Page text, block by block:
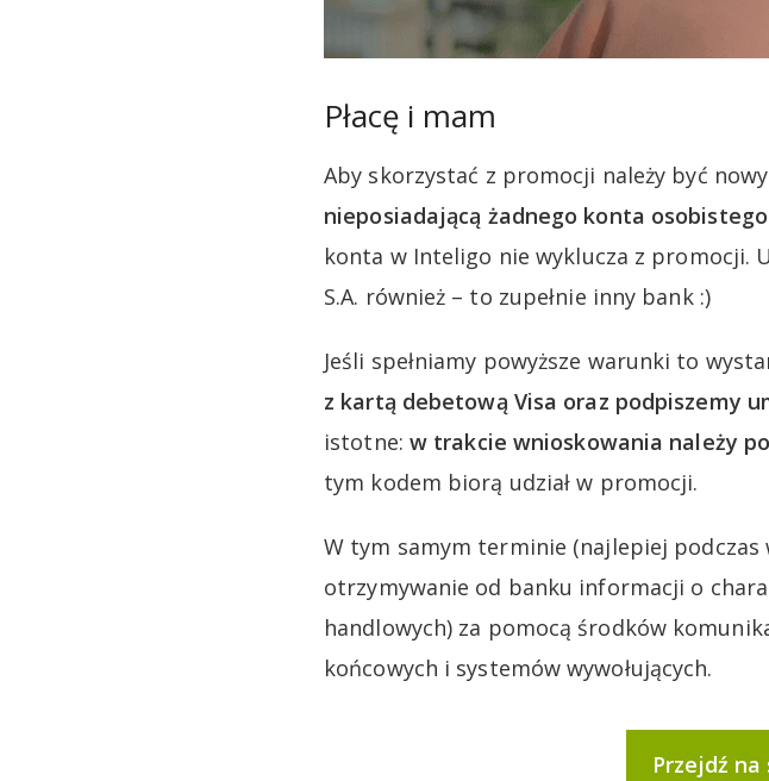
Płacę i mam
Aby skorzystać z promocji należy być
nieposiadającą żadnego konta osobistego
konta w Inteligo nie wyklucza z promocji.
S.A. również – to zupełnie inny bank :)
Jeśli spełniamy powyższe warunki to
z kartą debetową Visa oraz podpiszemy
istotne: w trakcie wnioskowania należy
tym kodem biorą udział w promocji.
W tym samym terminie (najlepiej
otrzymywanie od banku informacji o
handlowych) za pomocą środków
końcowych i systemów wywołujących.
Przejdź